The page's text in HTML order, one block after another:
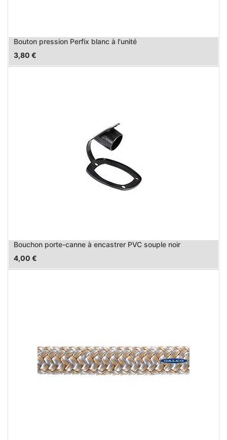
Bouton pression Perfix blanc à l'unité
3,80 €
Bouchon porte-canne à encastrer PVC souple noir
4,00 €